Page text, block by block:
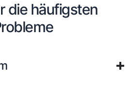
die häufigsten